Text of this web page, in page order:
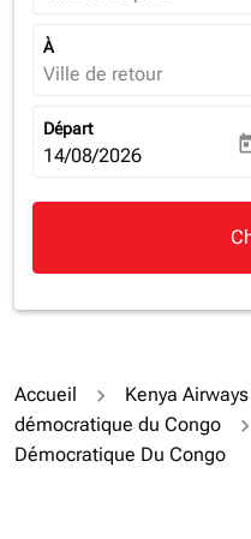
À
Ville de retour
Départ
fc-booking-departure-
14/08/2026
Accueil Kenya
démocratique du Congo
Démocratique Du Congo